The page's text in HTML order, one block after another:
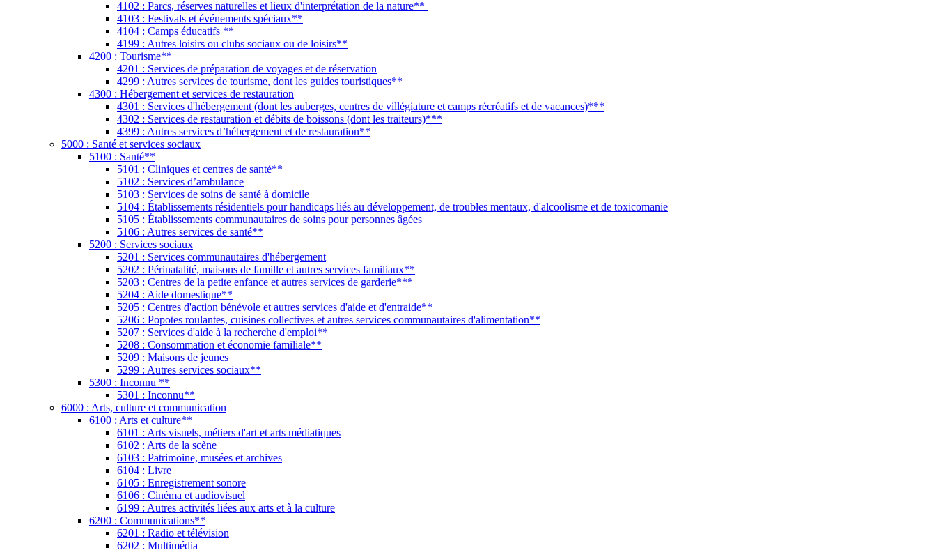
4102 : Parcs, réserves naturelles et lieux d'interprétation de la nature**
4103 : Festivals et événements spéciaux**
4104 : Camps éducatifs **
4199 : Autres loisirs ou clubs sociaux ou de loisirs**
4200 : Tourisme**
4201 : Services de préparation de voyages et de réservation
4299 : Autres services de tourisme, dont les guides touristiques**
4300 : Hébergement et services de restauration
4301 : Services d'hébergement (dont les auberges, centres de villégiature et camps récréatifs et de vacances)***
4302 : Services de restauration et débits de boissons (dont les traiteurs)***
4399 : Autres services d’hébergement et de restauration**
5000 : Santé et services sociaux
5100 : Santé**
5101 : Cliniques et centres de santé**
5102 : Services d’ambulance
5103 : Services de soins de santé à domicile
5104 : Établissements résidentiels pour handicaps liés au développement, de troubles mentaux, d'alcoolisme et de toxicomanie
5105 : Établissements communautaires de soins pour personnes âgées
5106 : Autres services de santé**
5200 : Services sociaux
5201 : Services communautaires d'hébergement
5202 : Périnatalité, maisons de famille et autres services familiaux**
5203 : Centres de la petite enfance et autres services de garderie***
5204 : Aide domestique**
5205 : Centres d'action bénévole et autres services d'aide et d'entraide**
5206 : Popotes roulantes, cuisines collectives et autres services communautaires d'alimentation**
5207 : Services d'aide à la recherche d'emploi**
5208 : Consommation et économie familiale**
5209 : Maisons de jeunes
5299 : Autres services sociaux**
5300 : Inconnu **
5301 : Inconnu**
6000 : Arts, culture et communication
6100 : Arts et culture**
6101 : Arts visuels, métiers d'art et arts médiatiques
6102 : Arts de la scène
6103 : Patrimoine, musées et archives
6104 : Livre
6105 : Enregistrement sonore
6106 : Cinéma et audiovisuel
6199 : Autres activités liées aux arts et à la culture
6200 : Communications**
6201 : Radio et télévision
6202 : Multimédia